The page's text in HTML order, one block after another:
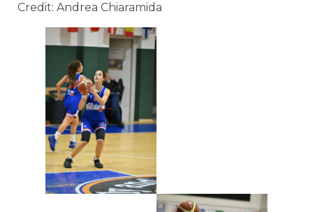
Credit: Andrea Chiaramida